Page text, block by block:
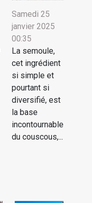
Samedi 25
janvier 2025
00:35
La semoule,
cet ingrédient
si simple et
pourtant si
diversifié, est
la base
incontournable
du couscous,...